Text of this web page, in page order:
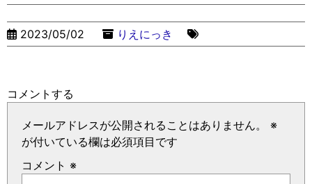
2023/05/02 りえにっき
コメントする
メールアドレスが公開されることはありません。
※
が付いている欄は必須項目です
コメント ※